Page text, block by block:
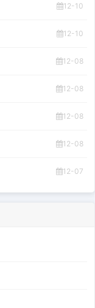
12-10
12-10
12-08
12-08
12-08
12-08
12-07